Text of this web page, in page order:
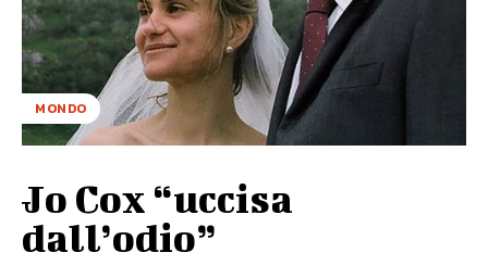
MONDO
Jo Cox “uccisa
dall’odio”